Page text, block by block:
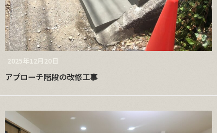
2025年12月20日
アプローチ階段の改修工事